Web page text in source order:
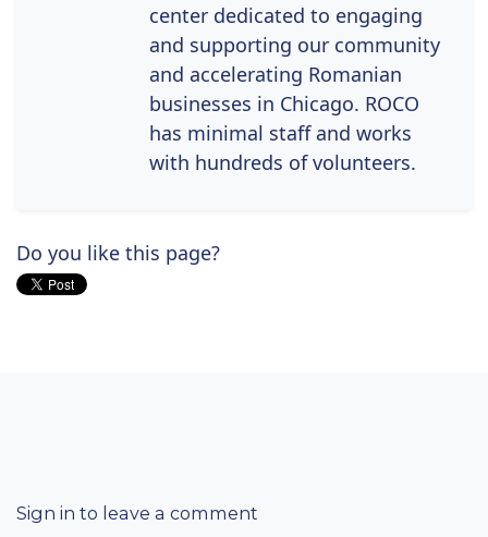
center dedicated to engaging
and supporting our community
and accelerating Romanian
businesses in Chicago. ROCO
has minimal staff and works
with hundreds of volunteers.
Do you like this page?
Sign in to leave a comment